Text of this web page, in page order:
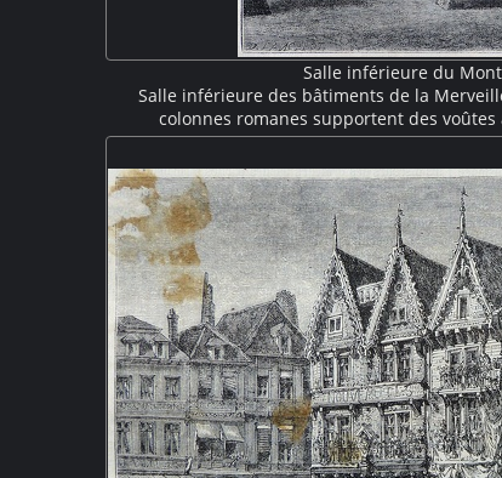
Salle inférieure du
Salle inférieure des bâtiments de la
colonnes romanes supportent des
dimensionné afin de supporter les niveaux
supérieur dans un des angles de la salle.
patrimoine mondial